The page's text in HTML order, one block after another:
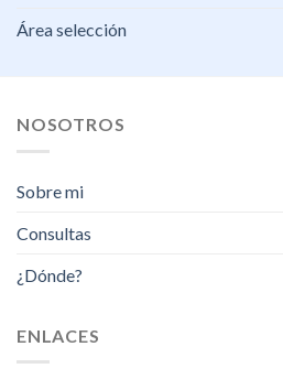
Área selección
NOSOTROS
Sobre mi
Consultas
¿Dónde?
ENLACES